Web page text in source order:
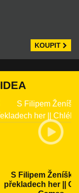
KOUPIT
S Filipem
překladech her ||